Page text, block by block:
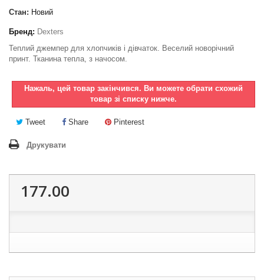
Стан: Новий
Бренд: Dexters
Теплий джемпер для хлопчиків і дівчаток. Веселий новорічний
принт. Тканина тепла, з начосом.
Нажаль, цей товар закінчився. Ви можете обрати схожий
товар зі списку нижче.
Tweet Share Pinterest
Друкувати
177.00